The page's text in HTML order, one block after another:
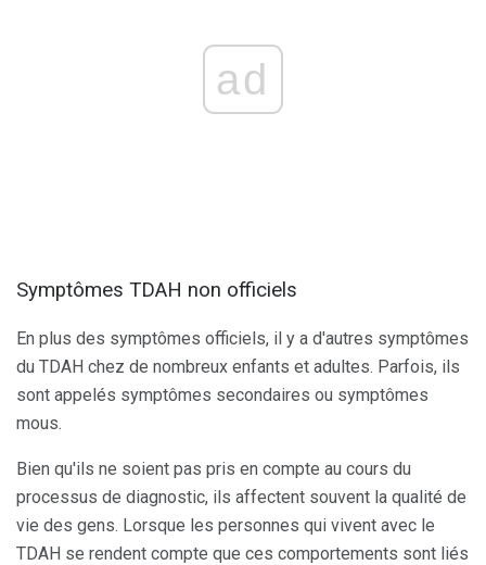
ad
Symptômes TDAH non officiels
En plus des symptômes officiels, il y a d'autres symptômes
du TDAH chez de nombreux enfants et adultes. Parfois, ils
sont appelés symptômes secondaires ou symptômes
mous.
Bien qu'ils ne soient pas pris en compte au cours du
processus de diagnostic, ils affectent souvent la qualité de
vie des gens. Lorsque les personnes qui vivent avec le
TDAH se rendent compte que ces comportements sont liés